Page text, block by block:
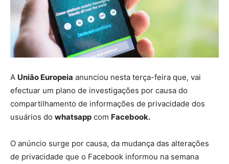
A União Europeia anunciou nesta terça-feira que, vai
efectuar um plano de investigações por causa do
compartilhamento de informações de privacidade dos
usuários do whatsapp com Facebook.
O anúncio surge por causa, da mudança das alterações
de privacidade que o Facebook informou na semana